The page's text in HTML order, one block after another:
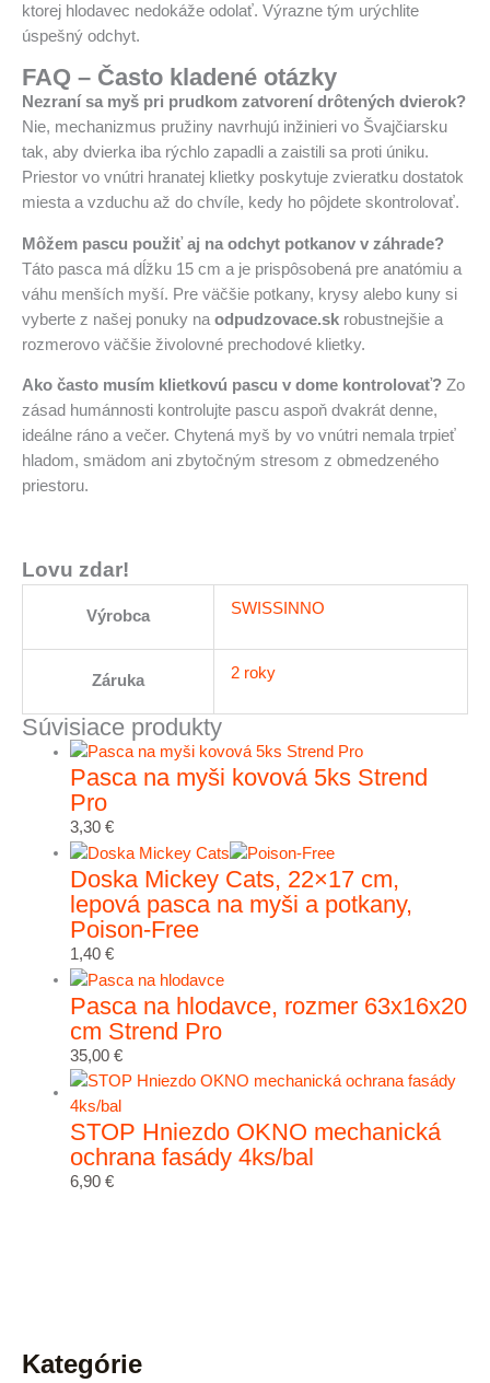
Kategórie
ktorej hlodavec nedokáže odolať. Výrazne tým urýchlite
úspešný odchyt.
FAQ – Často kladené otázky
Nezraní sa myš pri prudkom zatvorení drôtených dvierok?
Nie, mechanizmus pružiny navrhujú inžinieri vo Švajčiarsku
tak, aby dvierka iba rýchlo zapadli a zaistili sa proti úniku.
Priestor vo vnútri hranatej klietky poskytuje zvieratku dostatok
miesta a vzduchu až do chvíle, kedy ho pôjdete skontrolovať.
Môžem pascu použiť aj na odchyt potkanov v záhrade?
Táto pasca má dĺžku 15 cm a je prispôsobená pre anatómiu a
váhu menších myší. Pre väčšie potkany, krysy alebo kuny si
vyberte z našej ponuky na odpudzovace.sk robustnejšie a
rozmerovo väčšie živolovné prechodové klietky.
Ako často musím klietkovú pascu v dome kontrolovať? Zo
zásad humánnosti kontrolujte pascu aspoň dvakrát denne,
ideálne ráno a večer. Chytená myš by vo vnútri nemala trpieť
hladom, smädom ani zbytočným stresom z obmedzeného
priestoru.
Lovu zdar!
Výrobca SWISSINNO
Záruka 2 roky
Súvisiace produkty
Pasca na myši kovová 5ks Strend
Pro
3,30 €
Doska Mickey Cats, 22×17 cm,
lepová pasca na myši a potkany,
Poison-Free
1,40 €
Pasca na hlodavce, rozmer 63x16x20
cm Strend Pro
35,00 €
STOP Hniezdo OKNO mechanická
ochrana fasády 4ks/bal
6,90 €